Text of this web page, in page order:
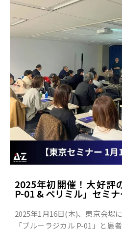
2025年初開催！大好評
P-01 & ペリミル」セミ
2025年1月16日(木)、東京会場
「ブルーラジカル P-01」と患